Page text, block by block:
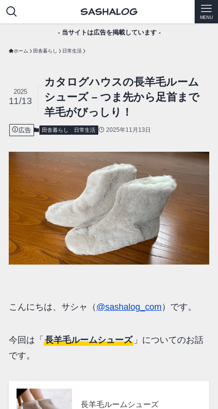
MENU
- 当サイトは広告を掲載しています -
ホーム 田舎暮らし 日常生活
カタログハウスの長羊毛ルーム
シューズ – つま先から足首まで
羊毛がびっしり！
2025
11/13
広告 田舎暮らし 日常生活 2025年11月13日
こんにちは、サシャ（ @sashalog_com ）です。
今回は「 長羊毛ルームシューズ」についてのお話
です。
長羊毛ルームシューズ